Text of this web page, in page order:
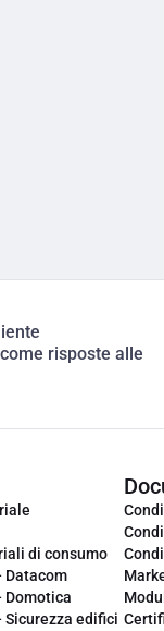
risposte alle
di consumo
Datacom
Domotica
Sicurezza edifici